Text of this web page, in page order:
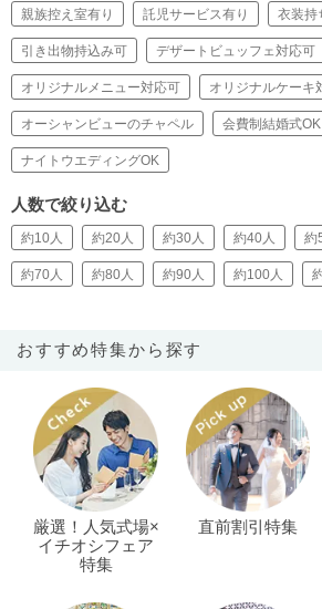
親族控え室有り 託児サービス有り 衣装持
引き出物持込み可 デザートビュッフェ対応可
オリジナルメニュー対応可 オリジナルケーキ
オーシャンビューのチャペル 会費制結婚式OK
ナイトウエディングOK
人数で絞り込む
約10人 約20人 約30人 約40人 約
約70人 約80人 約90人 約100人
おすすめ特集から探す
厳選！人気式場×
イチオシフェア
特集
直前割引特集